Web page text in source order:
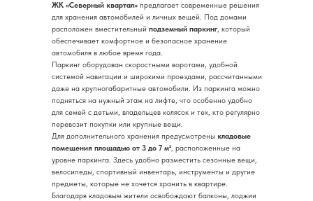
ЖК «Северный квартал» предлагает современные решения
для хранения автомобилей и личных вещей. Под домами
расположен вместительный подземный паркинг, который
обеспечивает комфортное и безопасное хранение
автомобиля в любое время года.
Паркинг оборудован скоростными воротами, удобной
системой навигации и широкими проездами, рассчитанными
даже на крупногабаритные автомобили. Из паркинга можно
подняться на нужный этаж на лифте, что особенно удобно
для семей с детьми, владельцев колясок и тех, кто регулярно
перевозит покупки или крупные вещи.
Для дополнительного хранения предусмотрены кладовые
помещения площадью от 3 до 7 м², расположенные на
уровне паркинга. Здесь удобно разместить сезонные вещи,
велосипеды, спортивный инвентарь, инструменты и другие
предметы, которые не хочется хранить в квартире.
Благодаря кладовым жители освобождают балконы, лоджии